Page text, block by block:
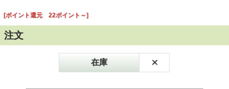
[ポイント還元 22ポイント～]
注文
在庫 ×